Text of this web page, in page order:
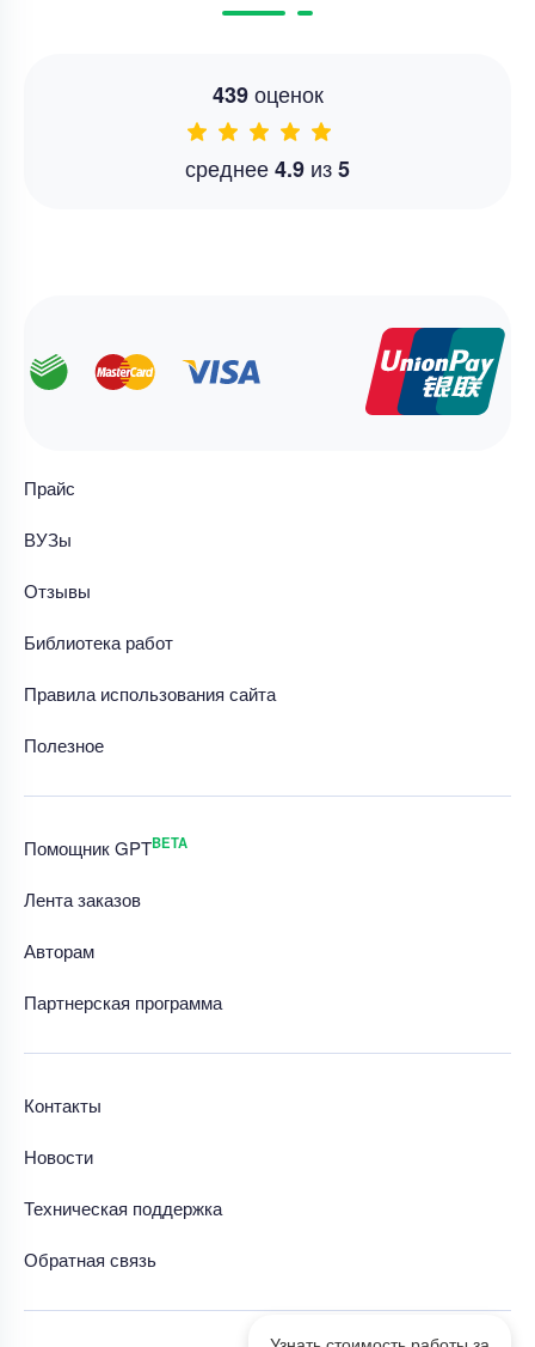
439оценок
среднее4.9 из5
Прайс
ВУЗы
Отзывы
Библиотека работ
Правила использования сайта
Полезное
Помощник GPTBETA
Лента заказов
Авторам
Партнерская программа
Контакты
Новости
Техническая поддержка
Обратная связь